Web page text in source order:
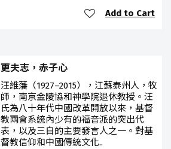
Add to Cart
更夫志，赤子心
汪維藩（1927–2015），江蘇泰州人，牧
師，南京金陵協和神學院退休教授。汪
氏為八十年代中國改革開放以來，基督
教兩會系統內少有的福音派的突出代
表，以及三自的主要發言人之一。對基
督教信仰和中國傳統文化..